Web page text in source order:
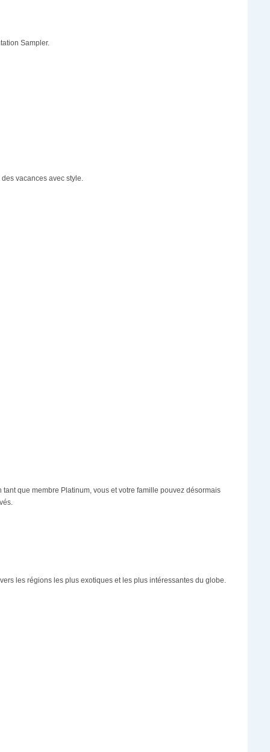
Sampler.
vacances avec style.
que membre Platinum, vous et votre famille pouvez désormais
les régions les plus exotiques et les plus intéressantes du globe.